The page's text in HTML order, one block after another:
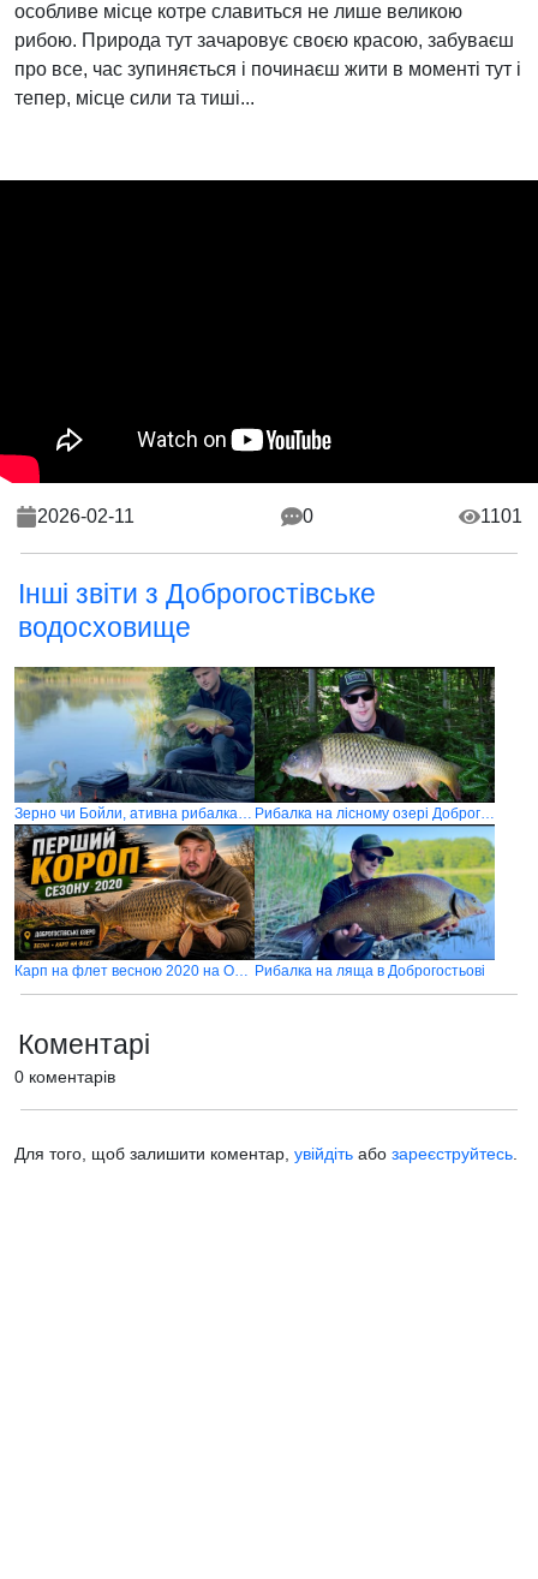
особливе місце котре славиться не лише великою
рибою. Природа тут зачаровує своєю красою, забуваєш
про все, час зупиняється і починаєш жити в моменті тут і
тепер, місце сили та тиші...
2026-02-11 0 1101
Інші звіти з Доброгостівське
водосховище
Зерно чи Бойли, ативна рибалка по амуру, шалений кльов в Доброгостьові Рибалка на лісному озері Доброгостів
Карп на флет весною 2020 на Озері Доброгостівське Рибалка на ляща в Доброгостьові
Коментарі
0 коментарів
Для того, щоб залишити коментар, увійдіть або зареєструйтесь